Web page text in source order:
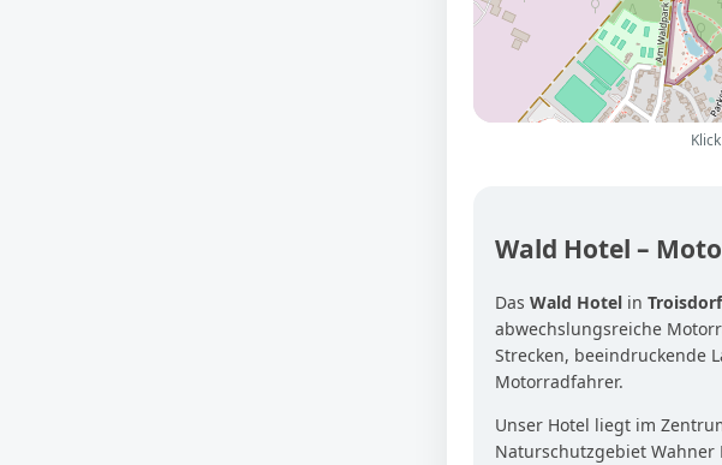
Wald Hotel –
Das Wald Hotel in Troisdorf
abwechslungsreiche
Strecken, beeindruckende
Motorradfahrer.
Unser Hotel liegt im
Naturschutzgebiet Wahner